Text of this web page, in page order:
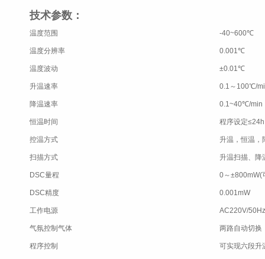
技术参数：
温度范围 -40~600℃
温度分辨率 0.001℃
温度波动 ±0.01℃
升温速率 0.1～100℃/
降温速率 0.1~40℃/min
恒温时间 程序设定≤24h
控温方式 升温，恒温，
扫描方式 升温扫描、降
DSC量程 0～±800mW(
DSC精度 0.001mW
工作电源 AC220V/
气氛控制气体 两路自动切换
程序控制 可实现六段升